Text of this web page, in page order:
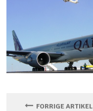
FORRIGE ARTIKEL